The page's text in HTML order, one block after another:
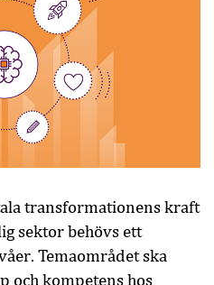
transformationens kraft
sektor behövs ett
Temaområdet ska
och kompetens hos